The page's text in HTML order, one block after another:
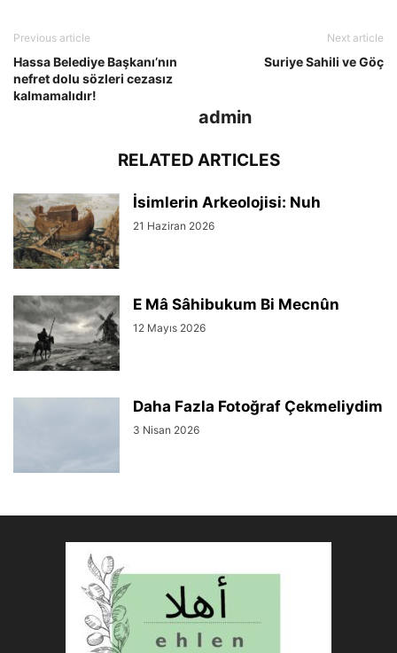
Previous article
Hassa Belediye Başkanı’nın
nefret dolu sözleri cezasız
kalmamalıdır!
Next article
Suriye Sahili ve Göç
admin
RELATED ARTICLES
İsimlerin Arkeolojisi: Nuh
21 Haziran 2026
E Mâ Sâhibukum Bi Mecnûn
12 Mayıs 2026
Daha Fazla Fotoğraf Çekmeliydim
3 Nisan 2026